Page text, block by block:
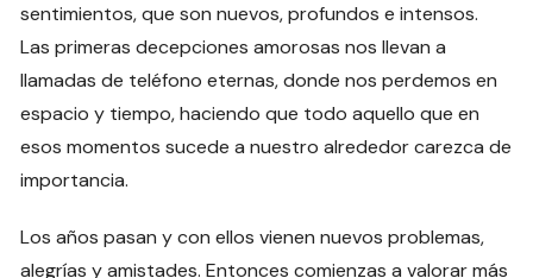
sentimientos, que son nuevos, profundos e intensos.
Las primeras decepciones amorosas nos llevan a
llamadas de teléfono eternas, donde nos perdemos en
espacio y tiempo, haciendo que todo aquello que en
esos momentos sucede a nuestro alrededor carezca de
importancia.
Los años pasan y con ellos vienen nuevos problemas,
alegrías y amistades. Entonces comienzas a valorar más